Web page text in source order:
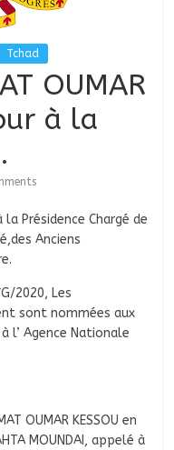
Tchad
OUMAR
à la
Présidence Chargé de
Anciens
2020, Les
sont nommées aux
l’ Agence Nationale
OUMAR KESSOU en
MOUNDAI, appelé à